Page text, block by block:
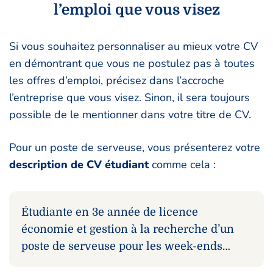
l’emploi que vous visez
Si vous souhaitez personnaliser au mieux votre CV
en démontrant que vous ne postulez pas à toutes
les offres d’emploi, précisez dans l’accroche
l’entreprise que vous visez. Sinon, il sera toujours
possible de le mentionner dans votre titre de CV.
Pour un poste de serveuse, vous présenterez votre
description de CV étudiantcomme cela :
Étudiante en 3e année de licence
économie et gestion à la recherche d’un
poste de serveuse pour les week-ends…